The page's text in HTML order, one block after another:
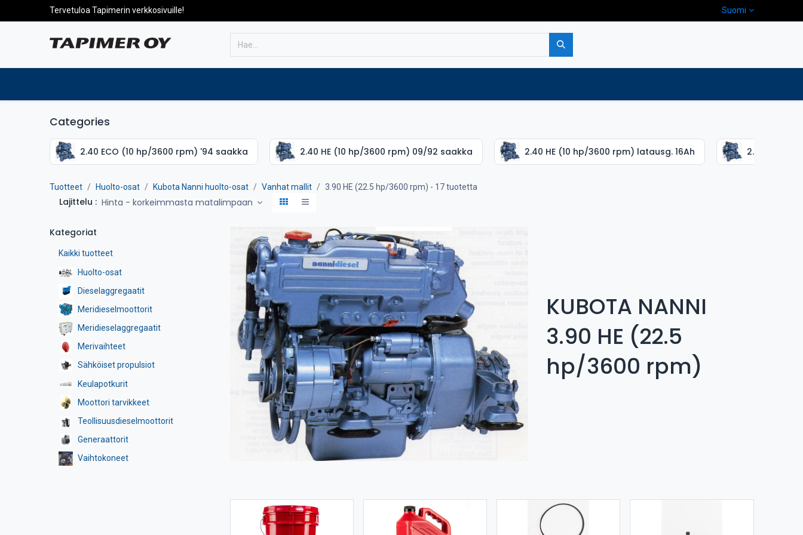
Tervetuloa Tapimerin verkkosivuille! Suomi
Categories
2.40 ECO (10 hp/3600 rpm) '94 saakka 2.40 HE (10 hp/3600 rpm) 09/92 saakka 2.40 HE (10 hp/3600 rpm) latausg. 16Ah 2.40 HE (10
Tuotteet Huolto-osat Kubota Nanni huolto-osat Vanhat mallit 3.90 HE (22.5 hp/3600 rpm) - 17 tuotetta
Lajittelu : Hinta - korkeimmasta matalimpaan
Kategoriat
Kaikki tuotteet
Huolto-osat
Dieselaggregaatit
Meridieselmoottorit
Meridieselaggregaatit
Merivaihteet
Sähköiset propulsiot
Keulapotkurit
Moottori tarvikkeet
Teollisuusdieselmoottorit
Generaattorit
Vaihtokoneet
KUBOTA NANNI
3.90 HE (22.5
hp/3600 rpm)